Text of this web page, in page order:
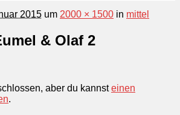
2015 um 2000 × 1500 in mittel
& Olaf 2
aber du kannsteinen
.